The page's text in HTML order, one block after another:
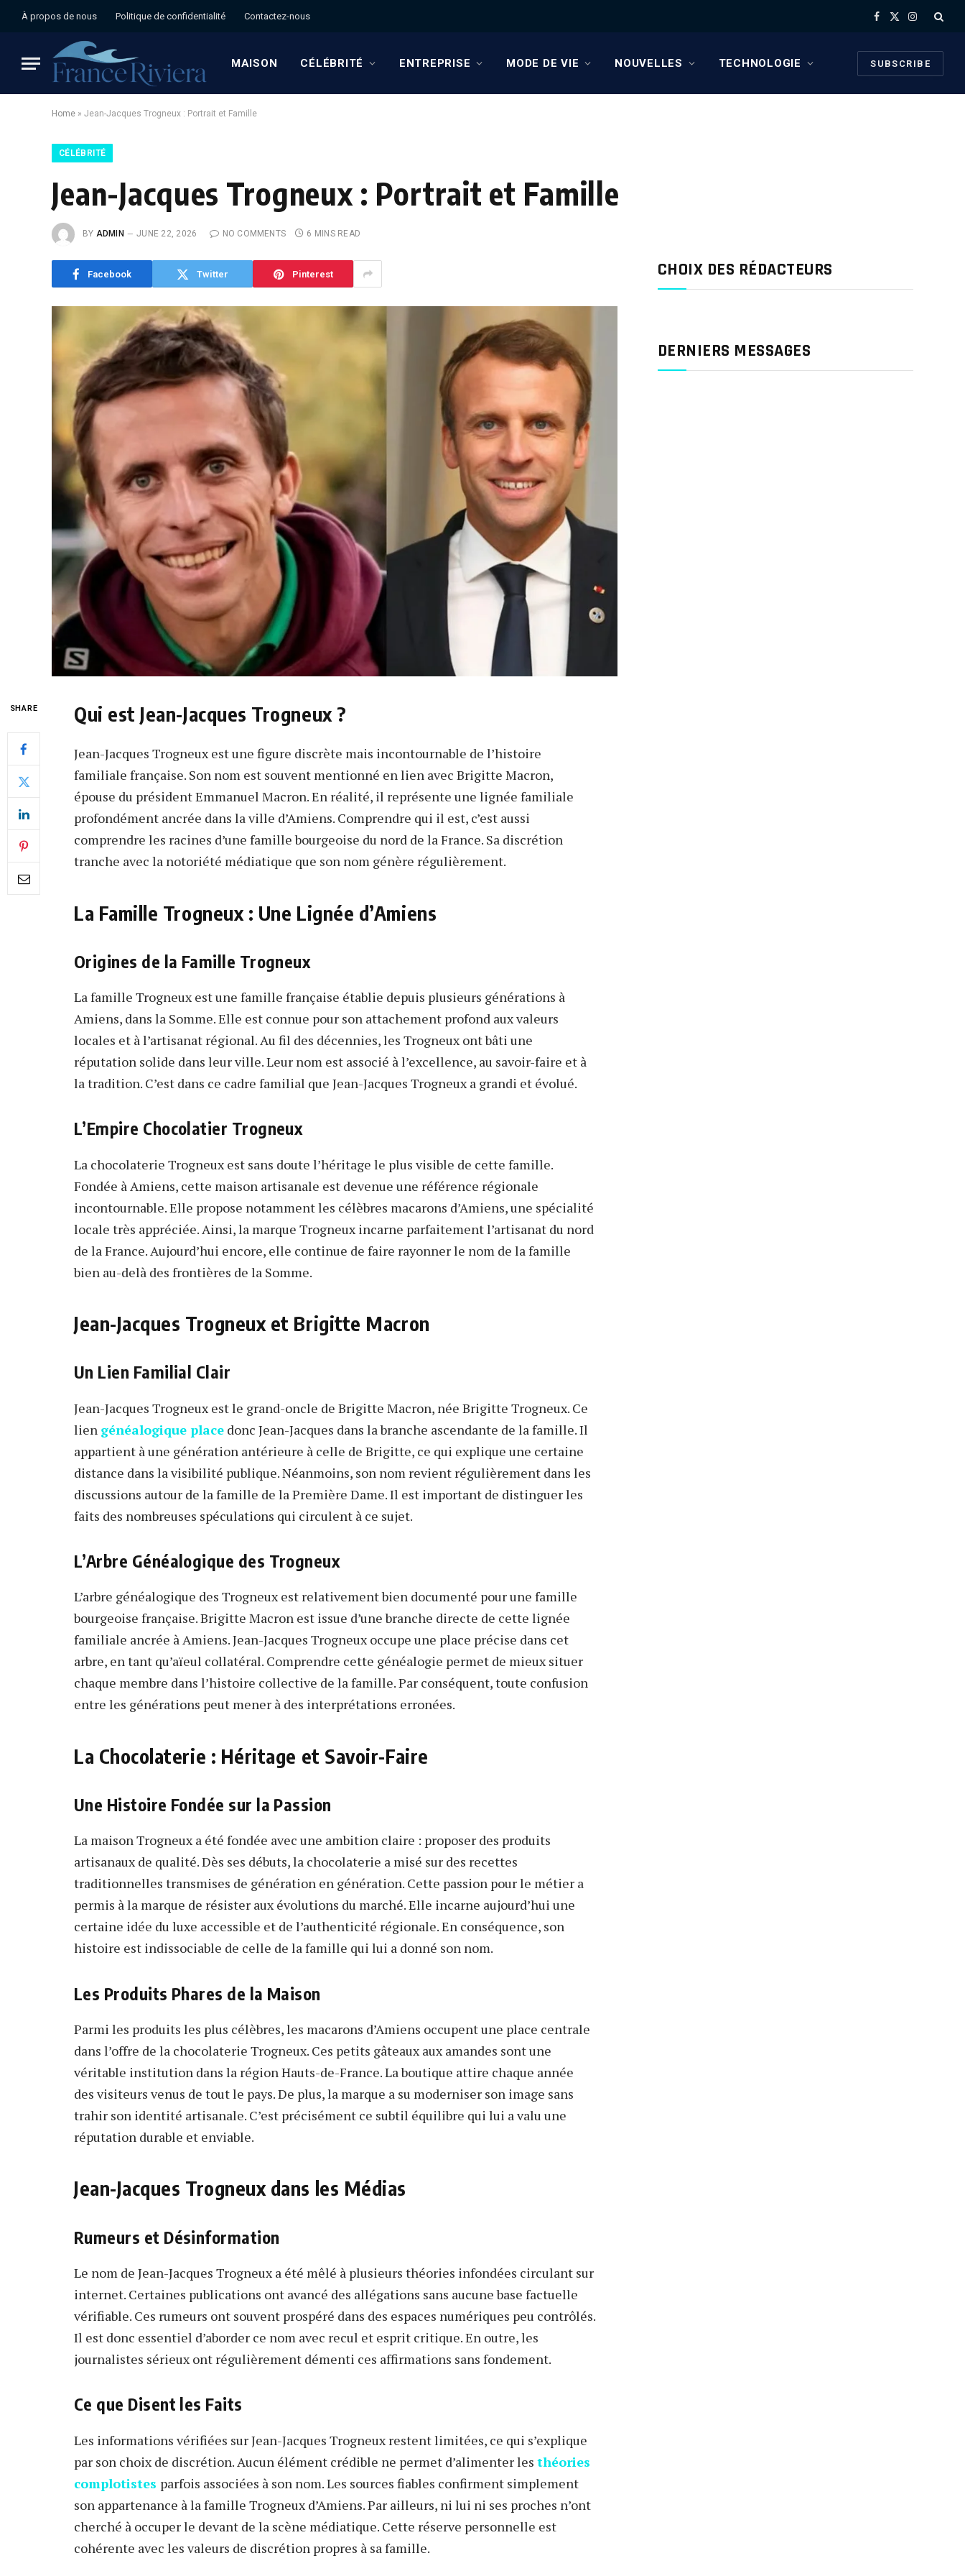
À propos de nous Politique de confidentialité Contactez-nous Facebook
X
Instagram
MAISON CÉLÉBRITÉ ENTREPRISE MODE DE VIE NOUVELLES TECHNOLOGIE SUBSCRIBE
Home » Jean-Jacques Trogneux : Portrait et Famille
CÉLÉBRITÉ
Jean-Jacques Trogneux : Portrait et Famille
BY ADMIN JUNE 22, 2026 NO COMMENTS 6 MINS READ
Facebook Twitter Pinterest
SHARE Qui est Jean-Jacques Trogneux ?
Jean-Jacques Trogneux est une figure discrète mais incontournable de l’histoire
familiale française. Son nom est souvent mentionné en lien avec Brigitte Macron,
épouse du président Emmanuel Macron. En réalité, il représente une lignée familiale
profondément ancrée dans la ville d’Amiens. Comprendre qui il est, c’est aussi
comprendre les racines d’une famille bourgeoise du nord de la France. Sa discrétion
tranche avec la notoriété médiatique que son nom génère régulièrement.
La Famille Trogneux : Une Lignée d’Amiens
Origines de la Famille Trogneux
La famille Trogneux est une famille française établie depuis plusieurs générations à
Amiens, dans la Somme. Elle est connue pour son attachement profond aux valeurs
locales et à l’artisanat régional. Au fil des décennies, les Trogneux ont bâti une
réputation solide dans leur ville. Leur nom est associé à l’excellence, au savoir-faire et à
la tradition. C’est dans ce cadre familial que Jean-Jacques Trogneux a grandi et évolué.
L’Empire Chocolatier Trogneux
La chocolaterie Trogneux est sans doute l’héritage le plus visible de cette famille.
Fondée à Amiens, cette maison artisanale est devenue une référence régionale
incontournable. Elle propose notamment les célèbres macarons d’Amiens, une spécialité
locale très appréciée. Ainsi, la marque Trogneux incarne parfaitement l’artisanat du nord
de la France. Aujourd’hui encore, elle continue de faire rayonner le nom de la famille
bien au-delà des frontières de la Somme.
Jean-Jacques Trogneux et Brigitte Macron
Un Lien Familial Clair
Jean-Jacques Trogneux est le grand-oncle de Brigitte Macron, née Brigitte Trogneux. Ce
lien généalogique place donc Jean-Jacques dans la branche ascendante de la famille. Il
appartient à une génération antérieure à celle de Brigitte, ce qui explique une certaine
distance dans la visibilité publique. Néanmoins, son nom revient régulièrement dans les
discussions autour de la famille de la Première Dame. Il est important de distinguer les
faits des nombreuses spéculations qui circulent à ce sujet.
L’Arbre Généalogique des Trogneux
L’arbre généalogique des Trogneux est relativement bien documenté pour une famille
bourgeoise française. Brigitte Macron est issue d’une branche directe de cette lignée
familiale ancrée à Amiens. Jean-Jacques Trogneux occupe une place précise dans cet
arbre, en tant qu’aïeul collatéral. Comprendre cette généalogie permet de mieux situer
chaque membre dans l’histoire collective de la famille. Par conséquent, toute confusion
entre les générations peut mener à des interprétations erronées.
La Chocolaterie : Héritage et Savoir-Faire
Une Histoire Fondée sur la Passion
La maison Trogneux a été fondée avec une ambition claire : proposer des produits
artisanaux de qualité. Dès ses débuts, la chocolaterie a misé sur des recettes
traditionnelles transmises de génération en génération. Cette passion pour le métier a
permis à la marque de résister aux évolutions du marché. Elle incarne aujourd’hui une
certaine idée du luxe accessible et de l’authenticité régionale. En conséquence, son
histoire est indissociable de celle de la famille qui lui a donné son nom.
Les Produits Phares de la Maison
Parmi les produits les plus célèbres, les macarons d’Amiens occupent une place centrale
dans l’offre de la chocolaterie Trogneux. Ces petits gâteaux aux amandes sont une
véritable institution dans la région Hauts-de-France. La boutique attire chaque année
des visiteurs venus de tout le pays. De plus, la marque a su moderniser son image sans
trahir son identité artisanale. C’est précisément ce subtil équilibre qui lui a valu une
réputation durable et enviable.
Jean-Jacques Trogneux dans les Médias
Rumeurs et Désinformation
Le nom de Jean-Jacques Trogneux a été mêlé à plusieurs théories infondées circulant sur
internet. Certaines publications ont avancé des allégations sans aucune base factuelle
vérifiable. Ces rumeurs ont souvent prospéré dans des espaces numériques peu contrôlés.
Il est donc essentiel d’aborder ce nom avec recul et esprit critique. En outre, les
journalistes sérieux ont régulièrement démenti ces affirmations sans fondement.
Ce que Disent les Faits
Les informations vérifiées sur Jean-Jacques Trogneux restent limitées, ce qui s’explique
par son choix de discrétion. Aucun élément crédible ne permet d’alimenter les théories
complotistes parfois associées à son nom. Les sources fiables confirment simplement
son appartenance à la famille Trogneux d’Amiens. Par ailleurs, ni lui ni ses proches n’ont
cherché à occuper le devant de la scène médiatique. Cette réserve personnelle est
cohérente avec les valeurs de discrétion propres à sa famille.
CHOIX DES RÉDACTEURS
DERNIERS MESSAGES